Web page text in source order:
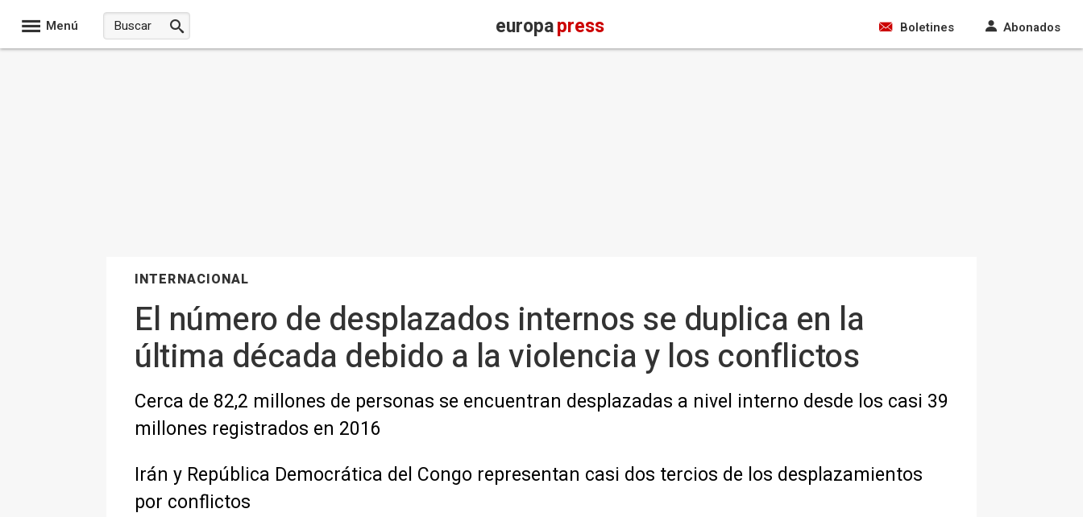
Menú europapress Boletines Abonados
INTERNACIONAL
El número de desplazados internos se duplica en la
última década debido a la violencia y los conflictos
Cerca de 82,2 millones de personas se encuentran desplazadas a nivel interno desde los casi 39
millones registrados en 2016
Irán y República Democrática del Congo representan casi dos tercios de los desplazamientos
por conflictos